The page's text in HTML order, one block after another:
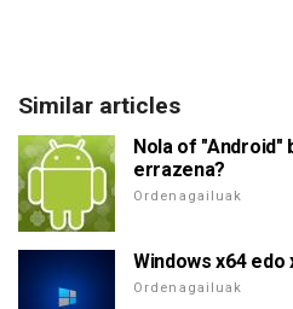
Similar articles
Nola of "Android"
errazena?
Ordenagailuak
Windows x64 edo
Ordenagailuak